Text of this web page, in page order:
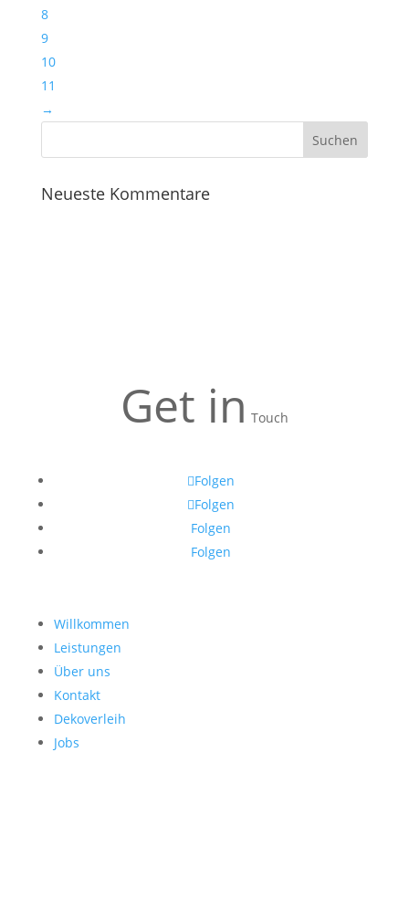
8
9
10
11
→
Neueste Kommentare
Get in Touch
Folgen
Folgen
Folgen
Folgen
Willkommen
Leistungen
Über uns
Kontakt
Dekoverleih
Jobs